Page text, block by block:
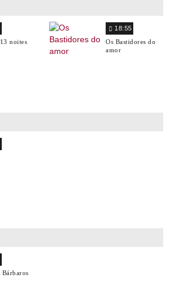
noites
18:55
Os Bastidores do
amor